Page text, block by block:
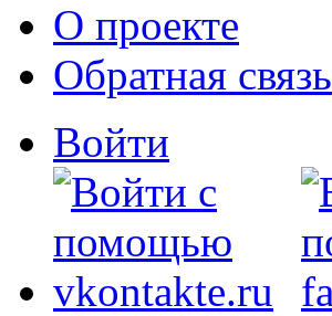
О проекте
Обратная связь
Войти